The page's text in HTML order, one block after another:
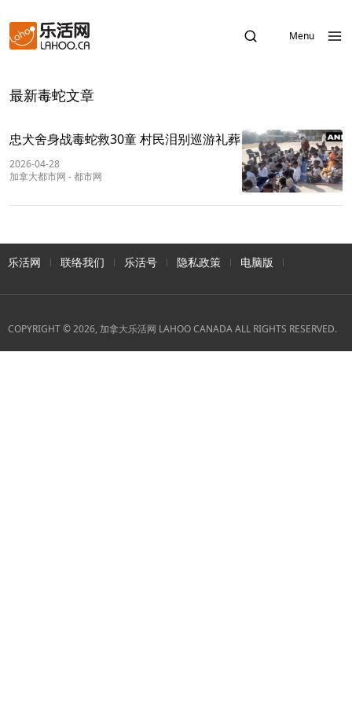
Menu
最新毒蛇文章
忠犬舍身战毒蛇救30童 村民泪别巡游礼葬
2026-04-28
加拿大都市网 -都市网
乐活网 联络我们 乐活号 隐私政策 电脑版
COPYRIGHT © 2026, 加拿大乐活网 LAHOO CANADA ALL RIGHTS RESERVED.